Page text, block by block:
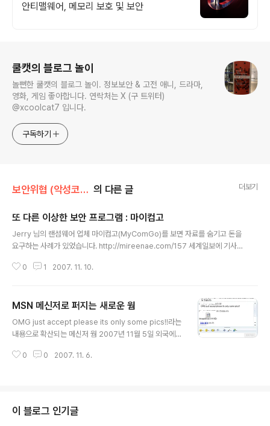
안티맬웨어, 메모리 보호 및 보안
쿨캣의 블로그 놀이
놀뻔한 쿨캣의 블로그 놀이. 정보보안 & 고전 애니, 드라마,
영화, 게임 좋아합니다. 연락처는 X (구 트위터)
@xcoolcat7 입니다.
구독하기
보안위협 (악성코드, 취약점)/보안위협 뉴스 의 다른 글 더보기
또 다른 이상한 보안 프로그램 : 마이컴고
Jerry 님의 랜섬웨어 업체 마이컴고(MyComGo)를 보면 자료를 숨기고 돈을
요구하는 사례가 있었습니다. http://mireenae.com/157 세계일보에 기사도
http://www.segye.com/Service5/ShellView.asp?TreeID=1052&P
으므로 법적대응을 준비중이며 고객들에게 안철수연구소로 전화해 항의해달라
는 내용의 글을 올렸습니다. http://www.mycomgo.com/customer/noti
ce/content.jsp?..
0 1 2007. 11. 10.
MSN 메신저로 퍼지는 새로운 웜
OMG just accept please its only some pics!!라는
내용으로 확산되는 메신저 웜 2007년 11월 5일 외국에서
고되었다. - 파일명 : image24.zip (image24-www.p
m.10752.E
0 0 2007. 11. 6.
이 블로그 인기글